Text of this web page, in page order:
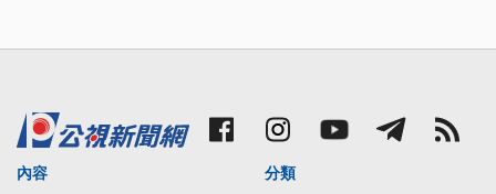
內容
分類